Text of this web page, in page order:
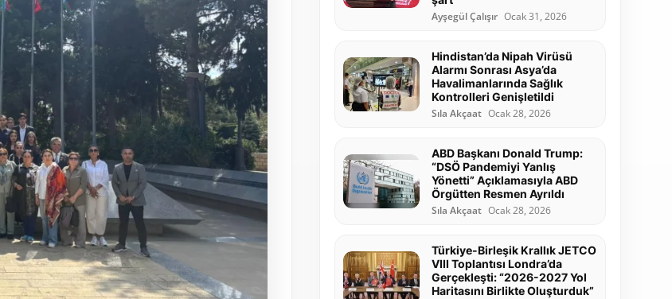
Ayşegül Çalışır Ocak 31, 2026
Hindistan’da Nipah Virüsü
Alarmı Sonrası Asya’da
Havalimanlarında Sağlık
Kontrolleri Genişletildi
Sıla Akçaat Ocak 28, 2026
ABD Başkanı Donald Trump:
“DSÖ Pandemiyi Yanlış
Yönetti” Açıklamasıyla ABD
Örgütten Resmen Ayrıldı
Sıla Akçaat Ocak 28, 2026
Türkiye-Birleşik Krallık JETCO
VIII Toplantısı Londra’da
Gerçekleşti: “2026-2027 Yol
Haritasını Birlikte Oluşturduk”